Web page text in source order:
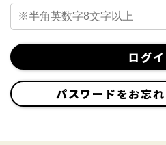
ログ
パスワードをお忘